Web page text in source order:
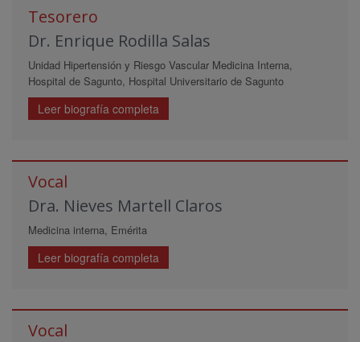
Tesorero
Dr. Enrique Rodilla Salas
Unidad Hipertensión y Riesgo Vascular Medicina Interna,
Hospital de Sagunto, Hospital Universitario de Sagunto
Leer biografía completa
Vocal
Dra. Nieves Martell Claros
Medicina interna, Emérita
Leer biografía completa
Vocal